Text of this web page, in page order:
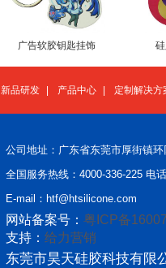
广告软胶钥匙挂饰
新品研发 产品中心 定制解决方
公司地址：广东省东莞市厚街镇
全国服务热线：4000-336-225 电
E-mail：htf@htsilicone.com
网站备案号： 粤ICP备
支持： 给力营销
东莞市昊天硅胶科技有限